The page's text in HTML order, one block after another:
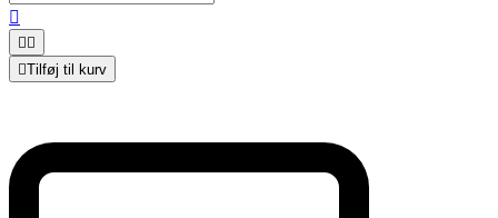

 
Tilføj til kurv